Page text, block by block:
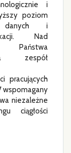
i
poziom
danych i
Nad
Państwa
zespół
pracujących
wspomagany
niezależne
ciągłości